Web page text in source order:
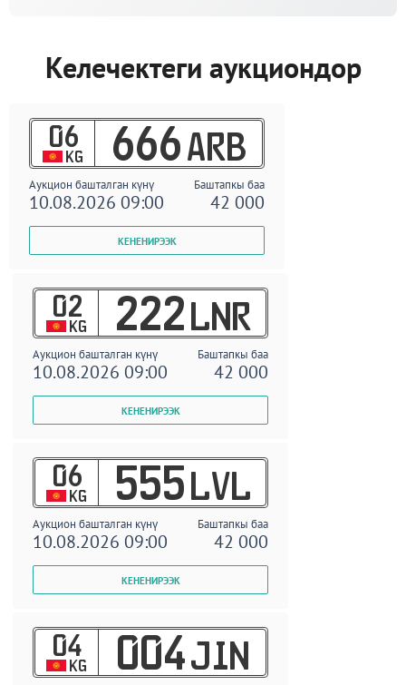
Келечектеги аукциондор
06
KG 666 ARB
Аукцион башталган күнү Баштапкы баа
10.08.2026 09:00 42 000
02
KG 222 LNR
Аукцион башталган күнү Баштапкы баа
10.08.2026 09:00 42 000
06
KG 555 LVL
Аукцион башталган күнү Баштапкы баа
10.08.2026 09:00 42 000
04
KG 004 JIN